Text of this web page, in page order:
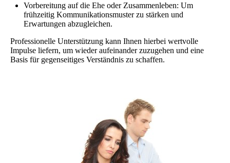
Vorbereitung auf die Ehe oder Zusammenleben: Um
frühzeitig Kommunikationsmuster zu stärken und
Erwartungen abzugleichen.
Professionelle Unterstützung kann Ihnen hierbei wertvolle
Impulse liefern, um wieder aufeinander zuzugehen und eine
Basis für gegenseitiges Verständnis zu schaffen.